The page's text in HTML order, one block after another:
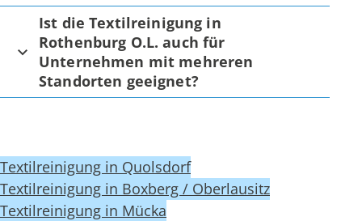
Ist die Textilreinigung in
Rothenburg O.L. auch für
Unternehmen mit mehreren
Standorten geeignet?
Textilreinigung in Quolsdorf
Textilreinigung in Boxberg / Oberlausitz
Textilreinigung in Mücka